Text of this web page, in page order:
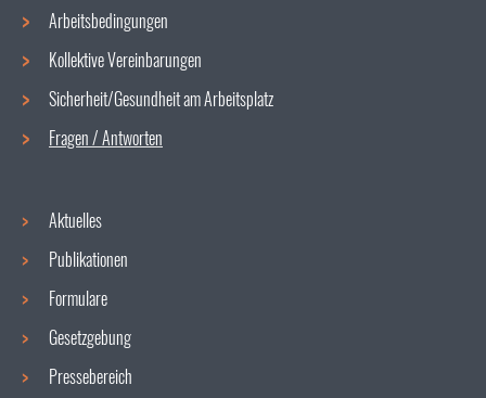
Navigationsmenü
Arbeitsbedingungen
Kollektive Vereinbarungen
Sicherheit/Gesundheit am Arbeitsplatz
Fragen / Antworten
Aktuelles
Publikationen
Formulare
Gesetzgebung
Pressebereich